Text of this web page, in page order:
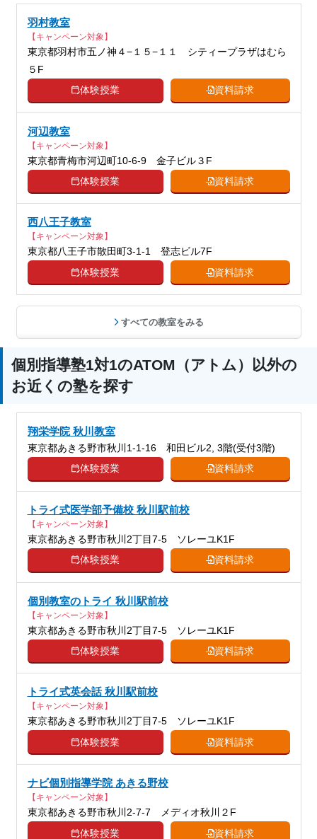
数、数学、理科、物理、化学、生物、地
総合、政治経済、地理、英語、情報、小
羽村教室
【キャンペーン対象】
東京都羽村市五ノ神４−１５−１１ シティープラザはむら
５F
体験授業
資料請求
河辺教室
【キャンペーン対象】
東京都青梅市河辺町10-6-9 金子ビル３F
体験授業
資料請求
西八王子教室
【キャンペーン対象】
東京都八王子市散田町3-1-1 登志ビル7F
体験授業
資料請求
すべての教室をみる
個別指導塾1対1のATOM（アトム）以外の
お近くの塾を探す
翔栄学院 秋川教室
東京都あきる野市秋川1-1-16 和田ビル2, 3階(受付3階)
体験授業
資料請求
トライ式医学部予備校 秋川駅前校
【キャンペーン対象】
東京都あきる野市秋川2丁目7-5 ソレーユK1F
体験授業
資料請求
個別教室のトライ 秋川駅前校
【キャンペーン対象】
東京都あきる野市秋川2丁目7-5 ソレーユK1F
体験授業
資料請求
トライ式英会話 秋川駅前校
【キャンペーン対象】
東京都あきる野市秋川2丁目7-5 ソレーユK1F
体験授業
資料請求
ナビ個別指導学院 あきる野校
【キャンペーン対象】
東京都あきる野市秋川2-7-7 メディオ秋川２F
体験授業
資料請求